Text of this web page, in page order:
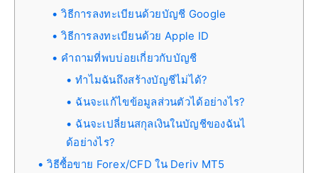
วิธีการลงทะเบียนด้วยบัญชี Google
วิธีการลงทะเบียนด้วย Apple ID
คำถามที่พบบ่อยเกี่ยวกับบัญชี
ทำไมฉันถึงสร้างบัญชีไม่ได้?
ฉันจะแก้ไขข้อมูลส่วนตัวได้อย่างไร?
ฉันจะเปลี่ยนสกุลเงินในบัญชีของฉันไ
ด้อย่างไร?
วิธีซื้อขาย Forex/CFD ใน Deriv MT5